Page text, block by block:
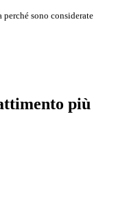
sono considerate
più